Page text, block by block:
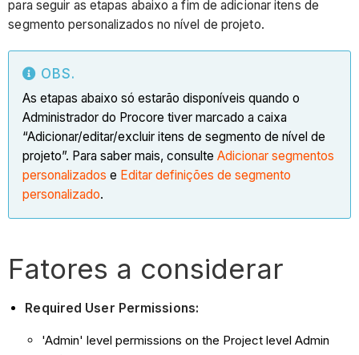
para seguir as etapas abaixo a fim de adicionar itens de
segmento personalizados no nível de projeto.
OBS.
As etapas abaixo só estarão disponíveis quando o
Administrador do Procore tiver marcado a caixa
“Adicionar/editar/excluir itens de segmento de nível de
projeto”. Para saber mais, consulteAdicionar segmentos
personalizados e Editar definições de segmento
personalizado.
Fatores a considerar
Required User Permissions:
'Admin' level permissions on the Project level Admin